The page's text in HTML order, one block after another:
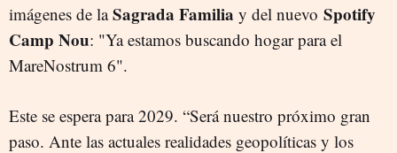
imágenes de laSagrada Familia y del nuevo Spotify
Camp Nou: "Ya estamos buscando hogar para el
MareNostrum 6".
Este se espera para 2029. “Será nuestro próximo gran
paso. Ante las actuales realidades geopolíticas y los